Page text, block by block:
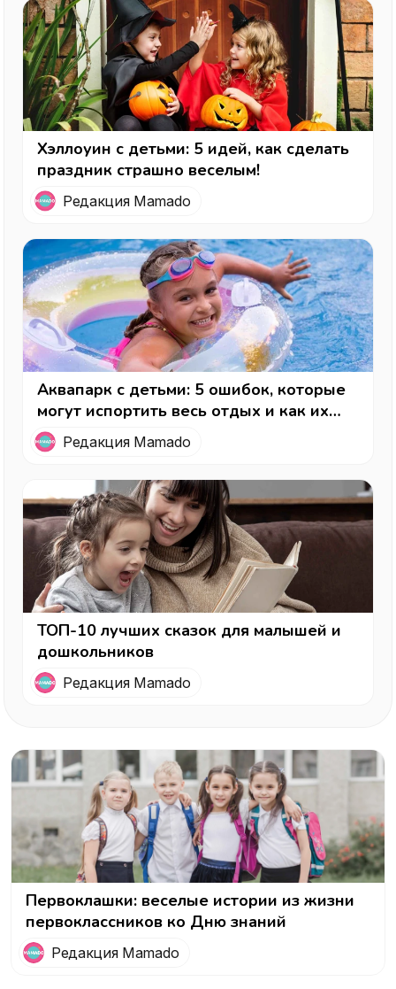
Хэллоуин с детьми: 5 идей, как сделать
праздник страшно веселым!
Редакция Mamado
Аквапарк с детьми: 5 ошибок, которые
могут испортить весь отдых и как их
избежать
Редакция Mamado
ТОП-10 лучших сказок для малышей и
дошкольников
Редакция Mamado
Первоклашки: веселые истории из жизни
первоклассников ко Дню знаний
Редакция Mamado